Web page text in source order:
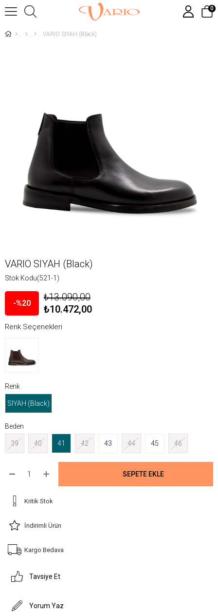
0
VARIO SIYAH (Black)
VARIO SIYAH (Black)
Stok Kodu(521-1)
20
₺13.090,00
₺10.472,00
Renk Seçenekleri
Renk
SIYAH (Black)
Beden
39 40 41 42 43 44 45 46
Kritik Stok
İndirimli Ürün
Kargo Bedava
Tavsiye Et
Yorum Yaz